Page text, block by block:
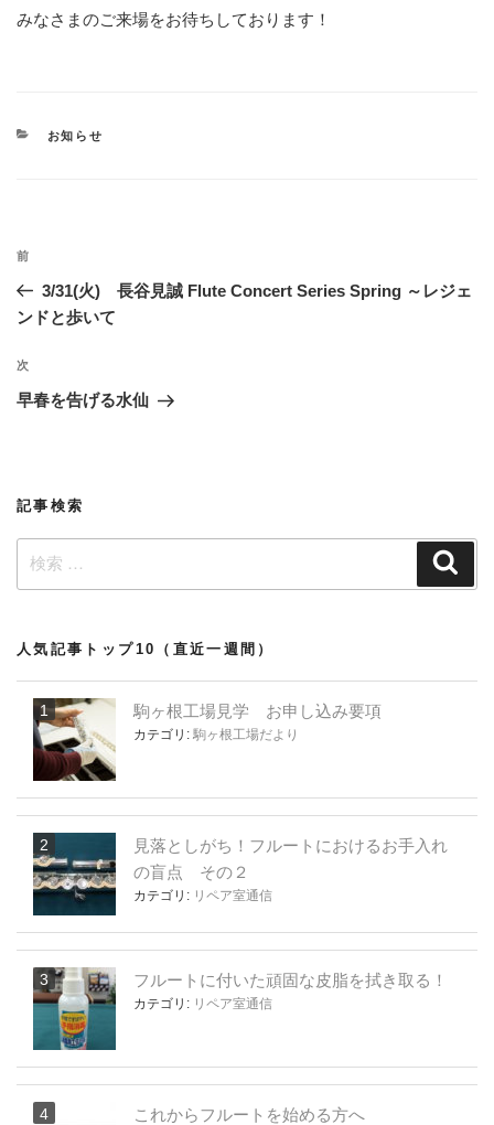
みなさまのご来場をお待ちしております！
カ
お知らせ
投
ナ
ゲ
ー
ン
過
去
の
稿
前
3/31(火) 長谷見誠 Flute Concert Series Spring ～レジェ
ンドと歩いて
次
の
次
早春を告げる水仙
記事検索
索:
人気記事トップ10（直近一週間）
駒ヶ根工場見学 お申し込み要項
カテゴリ: 駒ヶ根工場だより
見落としがち！フルートにおけるお手入れ
の盲点 その２
カテゴリ: リペア室通信
フルートに付いた頑固な皮脂を拭き取る！
カテゴリ: リペア室通信
これからフルートを始める方へ